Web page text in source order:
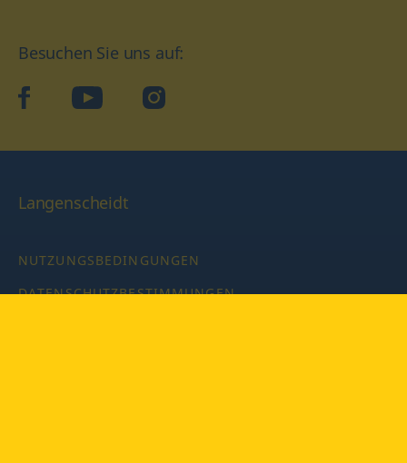
Besuchen Sie uns auf:
facebookYouTube Instagram
Langenscheidt
NUTZUNGSBEDINGUNGEN
DATENSCHUTZBESTIMMUNGEN